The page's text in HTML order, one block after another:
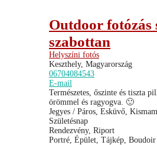
Outdoor fotózás
szabottan
Helyszíni fotós
Keszthely, Magyarország
06704084543
E-mail
Természetes, őszinte és tiszta
örömmel és ragyogva. 🙂
Jegyes / Páros, Esküvő,
Születésnap
Rendezvény, Riport
Portré, Épület, Tájkép, Boudoir